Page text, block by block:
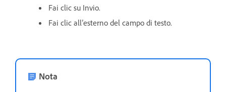
Fai clic su Invio.
Fai clic all’esterno del campo di testo.
Nota